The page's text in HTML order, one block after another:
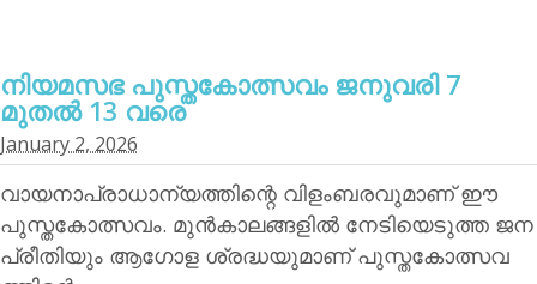
നിയമസഭ പുസ്തകോത്സവം ജനുവരി 7
മുതല്‍ 13 വരെ
January 2, 2026
വായനാപ്രാധാന്യത്തിന്റെ വിളംബരവുമാണ് ഈ
പുസ്തകോത്സവം. മുന്‍കാലങ്ങളില്‍ നേടിയെടുത്ത ജന
പ്രീതിയും ആഗോള ശ്രദ്ധയുമാണ് പുസ്തകോത്സവ